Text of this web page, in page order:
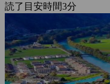
読了目安時間3分